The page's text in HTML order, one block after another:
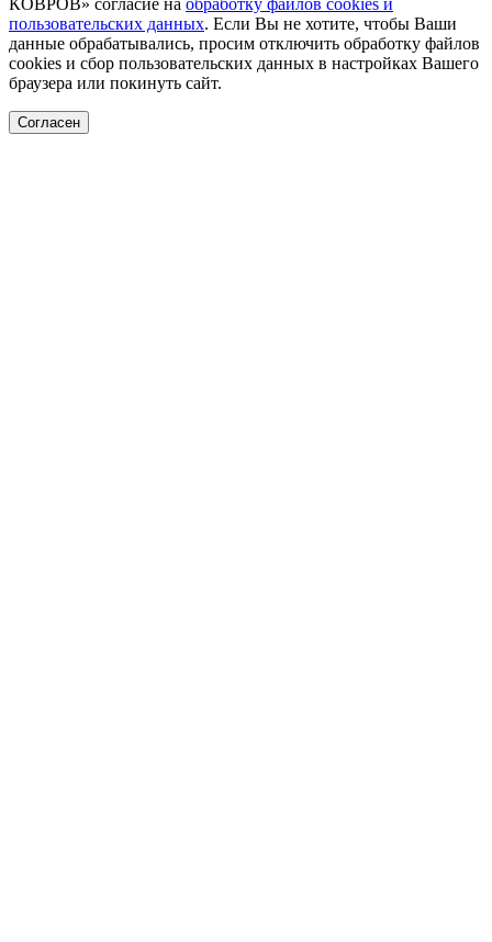
пользовательских данных. Если Вы не хотите, чтобы Ваши
данные обрабатывались, просим отключить обработку файлов
cookies и сбор пользовательских данных в настройках Вашего
браузера или покинуть сайт.
Согласен